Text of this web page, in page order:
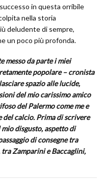
in questa orribile
nella storia
deludente di sempre,
un poco più profonda.
messo da parte i miei
popolare – cronista
spazio alle lucide,
del mio carissimo amico
del Palermo come me e
del calcio. Prima di scrivere
disgusto, aspetto di
di consegne tra
Zamparini e Baccaglini,